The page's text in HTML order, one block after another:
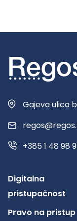
Gajeva ulica
+385 1 48 98
Digitalna
pristupačnost
Pravo na pristup